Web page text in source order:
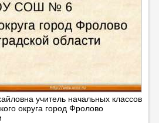
учитель начальных классов
округа город Фролово